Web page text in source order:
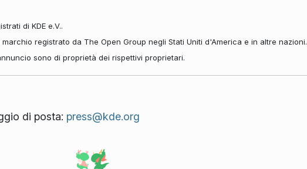
di KDE e.V..
registrato da The Open Group negli Stati Uniti d'America e in altre nazioni.
sono di proprietà dei rispettivi proprietari.
di posta: press@kde.org